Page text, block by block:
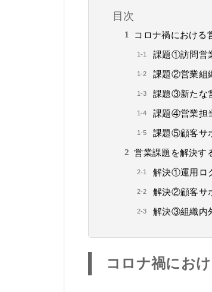
目次
コロナ禍における
課題①訪問営
課題②営業組
課題③新たな
課題④営業担
課題⑤顧客サ
営業課題を解決す
解決①運用ロ
解決②顧客サ
解決③組織内
コロナ禍にお